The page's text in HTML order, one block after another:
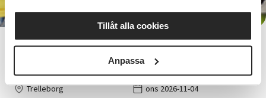
Tillåt alla cookies
Anpassa
Roms klassiker - Italiensk
matlagning/inspirationskurs
Trelleborg
ons 2026-11-04